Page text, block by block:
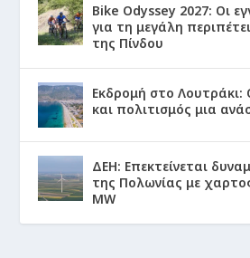
Bike Odyssey 2027: Οι
για τη μεγάλη
της Πίνδου
Εκδρομή στο
και πολιτισμός μια
ΔΕΗ: Επεκτείνεται
της Πολωνίας με
MW